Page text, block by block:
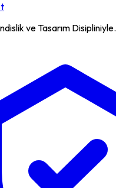
ve Tasarım Disipliniyle.